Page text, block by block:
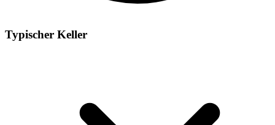
Typischer Keller